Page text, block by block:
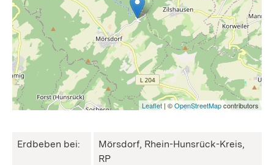
Leaflet | ©OpenStreetMapcontributors
Erdbeben bei:
Mörsdorf, Rhein-Hunsrück-Kreis,
RP